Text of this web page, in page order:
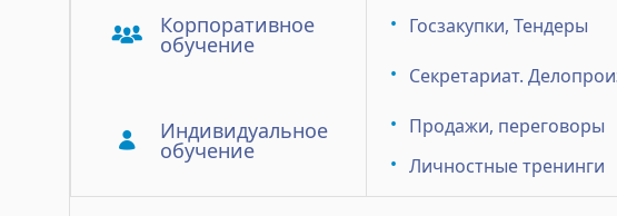
Госзакупки, Тендеры
Секретариат.
Продажи, переговоры
Личностные тренинги
Корпоративное
обучение
Индивидуальное
обучение